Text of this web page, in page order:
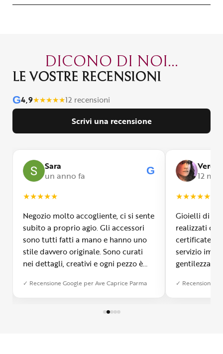
DICONO DI NOI...
LE VOSTRE RECENSIONI
G4,9★★★★★12 recensioni
Scrivi una recensione
Sara
un anno fa
G
★★★★★
Negozio molto accogliente, ci si sente
subito a proprio agio. Gli accessori
sono tutti fatti a mano e hanno uno
stile davvero originale. Sono curati
nei dettagli, creativi e ogni pezzo è
qualità e si vede che c’è tanta
possibile anche farsi realizzare un
✓ Recensione Google per Ave Caprice Parma
12
★★★★★
Gioielli di
realizzati
certificate,
servizio
gentilezza
i clienti,
✓ Recensione